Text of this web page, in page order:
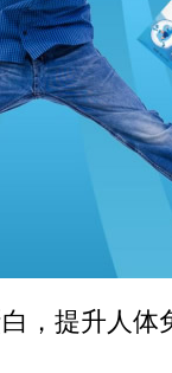
，提升人体